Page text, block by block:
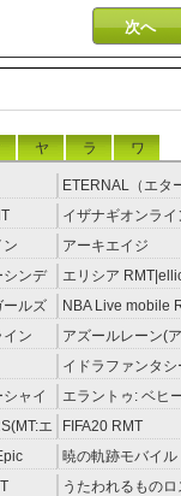
ヤ ラ ワ
ETERNAL（エタ
RMT
イザナギオンライ
ン
アーキエイジ
RMT|ArcheAge
約制）
シンデ
マス)
エリシア
RMT
ールズ
NBA Live mobile
イン
アズールレーン(
RMT
イドラファンタシ
ーサーガ RMT
ャイ
ニマス)
エラントゥ: ベヒ
ピリット RMT
エ
ズ)
FIFA20 RMT
暁の軌跡モバイル
伝説 ） RMT
うたわれるもの